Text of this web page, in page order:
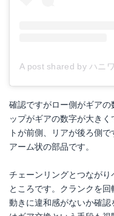
A post shared by ハニ
確認ですがロー側がギア
ップがギアの数字が大き
トが前側、リアが後ろ側
アーム状の部品です。
チェーンリングとつなが
ところです。クランクを
動きに違和感がないか確